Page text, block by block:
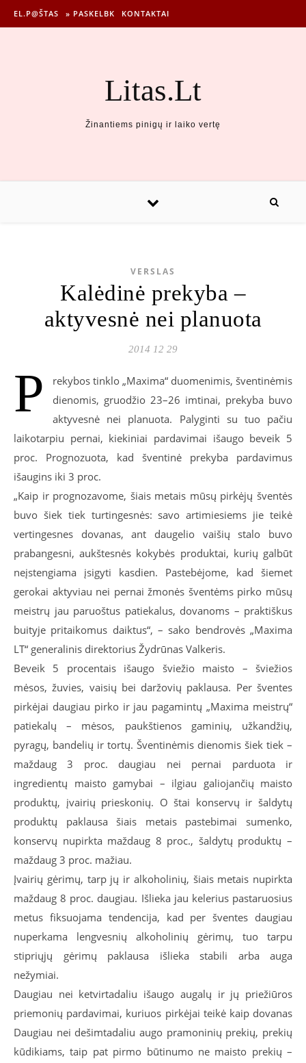
EL.P@ŠTAS » PASKELBK KONTAKTAI
Litas.Lt
Žinantiems pinigų ir laiko vertę
VERSLAS
Kalėdinė prekyba –
aktyvesnė nei planuota
2014 12 29
P
rekybos tinklo „Maxima“ duomenimis, šventinėmis
dienomis, gruodžio 23–26 imtinai, prekyba buvo
aktyvesnė nei planuota. Palyginti su tuo pačiu
laikotarpiu pernai, kiekiniai pardavimai išaugo beveik 5
proc. Prognozuota, kad šventinė prekyba pardavimus
išaugins iki 3 proc.
„Kaip ir prognozavome, šiais metais mūsų pirkėjų šventės
buvo šiek tiek turtingesnės: savo artimiesiems jie teikė
vertingesnes dovanas, ant daugelio vaišių stalo buvo
prabangesni, aukštesnės kokybės produktai, kurių galbūt
neįstengiama įsigyti kasdien. Pastebėjome, kad šiemet
gerokai aktyviau nei pernai žmonės šventėms pirko mūsų
meistrų jau paruoštus patiekalus, dovanoms – praktiškus
buityje pritaikomus daiktus“, – sako bendrovės „Maxima
LT“ generalinis direktorius Žydrūnas Valkeris.
Beveik 5 procentais išaugo šviežio maisto – šviežios
mėsos, žuvies, vaisių bei daržovių paklausa. Per šventes
pirkėjai daugiau pirko ir jau pagamintų „Maxima meistrų“
patiekalų – mėsos, paukštienos gaminių, užkandžių,
pyragų, bandelių ir tortų. Šventinėmis dienomis šiek tiek –
maždaug 3 proc. daugiau nei pernai parduota ir
ingredientų maisto gamybai – ilgiau galiojančių maisto
produktų, įvairių prieskonių. O štai konservų ir šaldytų
produktų paklausa šiais metais pastebimai sumenko,
konservų nupirkta maždaug 8 proc., šaldytų produktų –
maždaug 3 proc. mažiau.
Įvairių gėrimų, tarp jų ir alkoholinių, šiais metais nupirkta
maždaug 8 proc. daugiau. Išlieka jau kelerius pastaruosius
metus fiksuojama tendencija, kad per šventes daugiau
nuperkama lengvesnių alkoholinių gėrimų, tuo tarpu
stipriųjų gėrimų paklausa išlieka stabili arba auga
nežymiai.
Daugiau nei ketvirtadaliu išaugo augalų ir jų priežiūros
priemonių pardavimai, kuriuos pirkėjai teikė kaip dovanas
Daugiau nei dešimtadaliu augo pramoninių prekių, prekių
kūdikiams, taip pat pirmo būtinumo ne maisto prekių –